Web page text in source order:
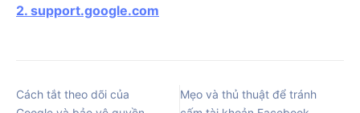
2. support.google.com
Cách tắt theo dõi của
Mẹo và thủ thuật để tránh